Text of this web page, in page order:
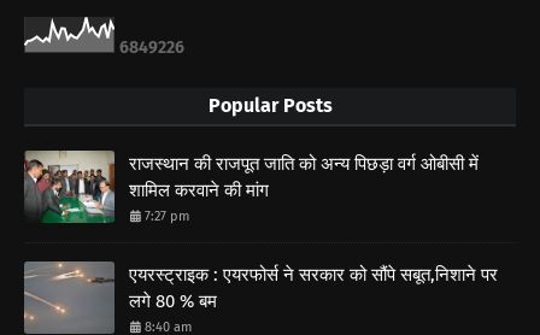
6849226
Popular Posts
राजस्थान की राजपूत जाति को अन्य पिछड़ा वर्ग ओबीसी में
शामिल करवाने की मांग
7:27 pm
एयरस्ट्राइक : एयरफोर्स ने सरकार को सौंपे सबूत,निशाने पर
लगे 80 % बम
8:40 am